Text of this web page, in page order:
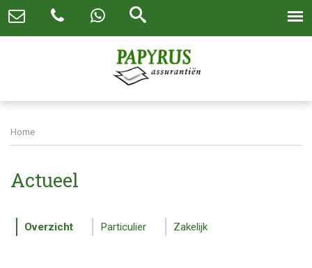
Home
Actueel
Overzicht Particulier Zakelijk